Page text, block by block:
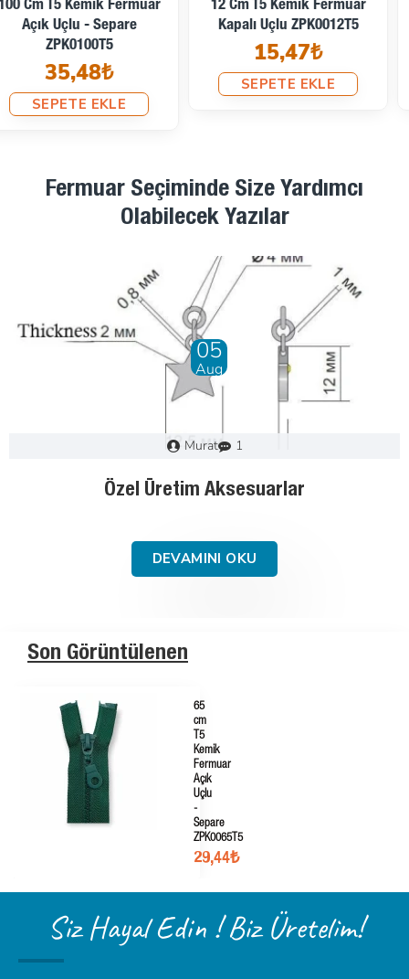
14 Cm T5 Kemik Fermuar
Kapalı Uçlu ZPK0014T5
14,10₺
SEPETE EKLE
16 Cm T5 Kemik Fermuar
Kapalı Uçlu ZPK0016T5
14,59₺
SEPETE EKLE
Fermuar Seçiminde Size Yardımcı
Olabilecek Yazılar
28
Dec
Murat 0
Fermuar Nasıl Seçilir : Adım Adım Kılavuz
DEVAMINI OKU
Son Görüntülenen
65
cm
T5
Kemik
Fermuar
Açık
Uçlu
-
Separe
ZPK0065T5
29,44₺
Siz Hayal Edin ! Biz Üretelim!